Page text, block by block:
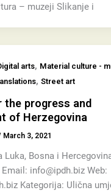
– muzeji Slikanje i
arts, Material culture -
,Street art
progress and
of Herzegovina
March 3, 2021
Luka, Bosna i
info@ipdh.biz Web:
Kategorija: Ulična